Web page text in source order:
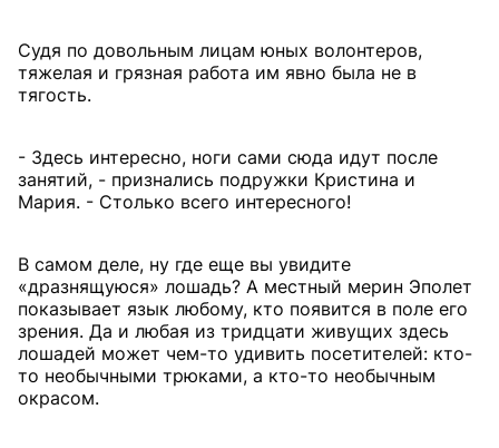
Судя по довольным лицам юных волонтеров,
тяжелая и грязная работа им явно была не в
тягость.
- Здесь интересно, ноги сами сюда идут после
занятий, - признались подружки Кристина и
Мария. - Столько всего интересного!
В самом деле, ну где еще вы увидите
«дразнящуюся» лошадь? А местный мерин Эполет
показывает язык любому, кто появится в поле его
зрения. Да и любая из тридцати живущих здесь
лошадей может чем-то удивить посетителей: кто-
то необычными трюками, а кто-то необычным
окрасом.